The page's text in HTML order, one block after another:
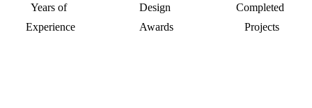
Years of
Experience
Design
Awards
Completed
Projects